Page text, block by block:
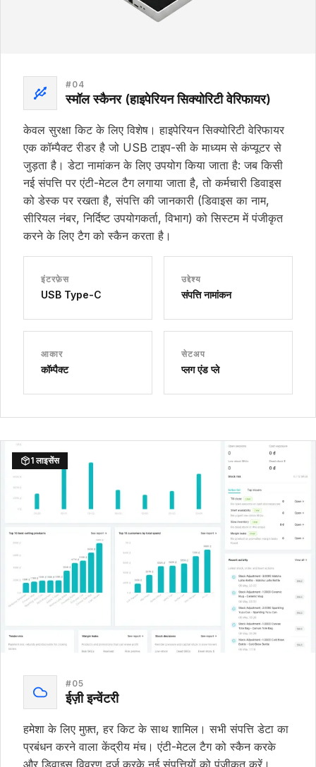
#04
स्मॉल स्कैनर (हाइपेरियन सिक्योरिटी वेरिफायर)
केवल सुरक्षा किट के लिए विशेष। हाइपेरियन सिक्योरिटी वेरिफायर
एक कॉम्पैक्ट रीडर है जो USB टाइप-सी के माध्यम से कंप्यूटर से
जुड़ता है। डेटा नामांकन के लिए उपयोग किया जाता है: जब किसी
नई संपत्ति पर एंटी-मेटल टैग लगाया जाता है, तो कर्मचारी डिवाइस
को डेस्क पर रखता है, संपत्ति की जानकारी (डिवाइस का नाम,
सीरियल नंबर, निर्दिष्ट उपयोगकर्ता, विभाग) को सिस्टम में पंजीकृत
करने के लिए टैग को स्कैन करता है।
इंटरफ़ेस
USB Type-C
उद्देश्य
संपत्ति नामांकन
आकार
कॉम्पैक्ट
सेटअप
प्लग एंड प्ले
1 लाइसेंस
#05
ईज़ी इन्वेंटरी
हमेशा के लिए मुफ़्त, हर किट के साथ शामिल। सभी संपत्ति डेटा का
प्रबंधन करने वाला केंद्रीय मंच। एंटी-मेटल टैग को स्कैन करके
और डिवाइस विवरण दर्ज करके नई संपत्तियों को पंजीकृत करें।